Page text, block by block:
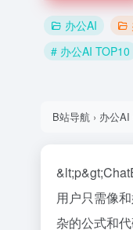
办公AI
# 办公AI TOP10
B站导航 › 办公AI
用户只需像
杂的公式和